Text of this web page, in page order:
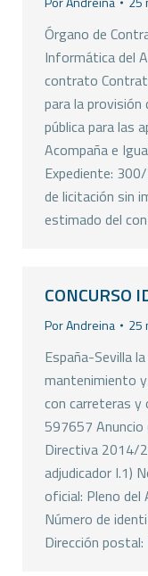
Órgano de
Informática del
contrato
para la
pública para las
Acompaña e
Expediente:
de licitación sin
estimado del
CONCURSO
PorAndreina 25
España-Sevilla
mantenimiento
con carreteras
597657 Anuncio
Directiva 2014/
adjudicador I.1)
oficial: Pleno del
Número de
Dirección